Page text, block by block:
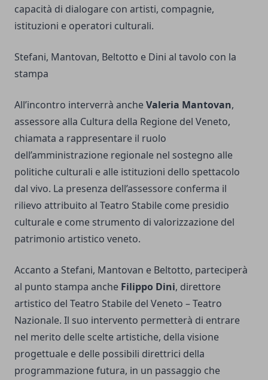
capacità di dialogare con artisti, compagnie,
istituzioni e operatori culturali.
Stefani, Mantovan, Beltotto e Dini al tavolo con la
stampa
All’incontro interverrà ancheValeria Mantovan,
assessore alla Cultura della Regione del Veneto,
chiamata a rappresentare il ruolo
dell’amministrazione regionale nel sostegno alle
politiche culturali e alle istituzioni dello spettacolo
dal vivo. La presenza dell’assessore conferma il
rilievo attribuito al Teatro Stabile come presidio
culturale e come strumento di valorizzazione del
patrimonio artistico veneto.
Accanto a Stefani, Mantovan e Beltotto, parteciperà
al punto stampa anche Filippo Dini, direttore
artistico del Teatro Stabile del Veneto – Teatro
Nazionale. Il suo intervento permetterà di entrare
nel merito delle scelte artistiche, della visione
progettuale e delle possibili direttrici della
programmazione futura, in un passaggio che